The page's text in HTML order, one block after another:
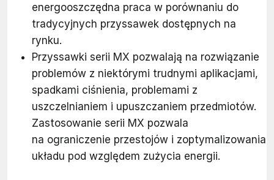
energooszczędna praca w porównaniu do
tradycyjnych przyssawek dostępnych na
rynku.
Przyssawki serii MX pozwalają na rozwiązanie
problemów z niektórymi trudnymi aplikacjami,
spadkami ciśnienia, problemami z
uszczelnianiem i upuszczaniem przedmiotów.
Zastosowanie serii MX pozwala
na ograniczenie przestojów i zoptymalizowania
układu pod względem zużycia energii.